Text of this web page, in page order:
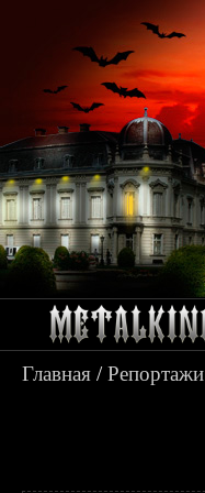
Главная /Репортажи